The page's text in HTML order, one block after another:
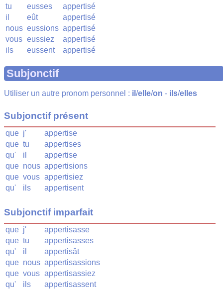
tu
eusses
appertisé
il
eût
appertisé
nous eussions appertisé
vous eussiez
appertisé
ils
eussent appertisé
Subjonctif
Utiliser un autre pronom personnel : il /elle/on - ils/elles
Subjonctif présent
que j'
appertise
que tu
appertises
qu'
il
appertise
que nous appertisions
que vous appertisiez
qu'
ils appertisent
Subjonctif imparfait
que j'
appertisasse
que tu
appertisasses
qu'
il
appertisât
que nous appertisassions
que vous appertisassiez
qu'
ils appertisassent